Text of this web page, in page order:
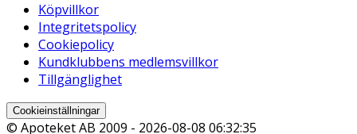
Köpvillkor
Integritetspolicy
Cookiepolicy
Kundklubbens medlemsvillkor
Tillgänglighet
Cookieinställningar
© Apoteket AB 2009 - 2026-08-08 06:32:35